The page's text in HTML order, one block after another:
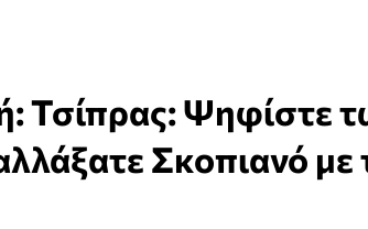
Τσίπρας: Ψηφίστε
Σκοπιανό με